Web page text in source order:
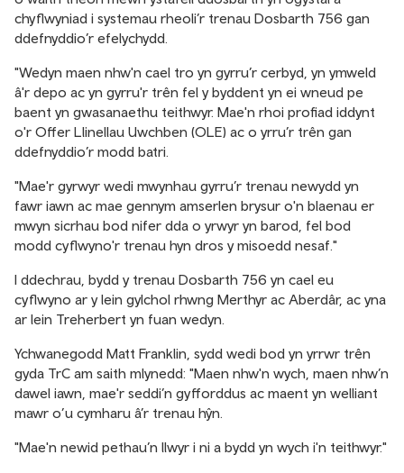
chyflwyniad i systemau rheoli’r trenau Dosbarth 756 gan
ddefnyddio’r efelychydd.
"Wedyn maen nhw'n cael tro yn gyrru’r cerbyd, yn ymweld
â'r depo ac yn gyrru'r trên fel y byddent yn ei wneud pe
baent yn gwasanaethu teithwyr. Mae'n rhoi profiad iddynt
o'r Offer Llinellau Uwchben (OLE) ac o yrru’r trên gan
ddefnyddio’r modd batri.
"Mae'r gyrwyr wedi mwynhau gyrru’r trenau newydd yn
fawr iawn ac mae gennym amserlen brysur o'n blaenau er
mwyn sicrhau bod nifer dda o yrwyr yn barod, fel bod
modd cyflwyno'r trenau hyn dros y misoedd nesaf."
I ddechrau, bydd y trenau Dosbarth 756 yn cael eu
cyflwyno ar y lein gylchol rhwng Merthyr ac Aberdâr, ac yna
ar lein Treherbert yn fuan wedyn.
Ychwanegodd Matt Franklin, sydd wedi bod yn yrrwr trên
gyda TrC am saith mlynedd: "Maen nhw'n wych, maen nhw’n
dawel iawn, mae'r seddi’n gyfforddus ac maent yn welliant
mawr o’u cymharu â’r trenau hŷn.
"Mae'n newid pethau’n llwyr i ni a bydd yn wych i'n teithwyr."